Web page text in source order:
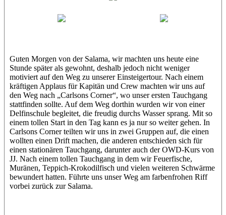
Guten Morgen von der Salama, wir machten uns heute eine
Stunde später als gewohnt, deshalb jedoch nicht weniger
motiviert auf den Weg zu unserer Einsteigertour. Nach einem
kräftigen Applaus für Kapitän und Crew machten wir uns auf
den Weg nach „Carlsons Corner“, wo unser ersten Tauchgang
stattfinden sollte. Auf dem Weg dorthin wurden wir von einer
Delfinschule begleitet, die freudig durchs Wasser sprang. Mit so
einem tollen Start in den Tag kann es ja nur so weiter gehen. In
Carlsons Corner teilten wir uns in zwei Gruppen auf, die einen
wollten einen Drift machen, die anderen entschieden sich für
einen stationären Tauchgang, darunter auch der OWD-Kurs von
JJ. Nach einem tollen Tauchgang in dem wir Feuerfische,
Muränen, Teppich-Krokodilfisch und vielen weiteren Schwärme
bewundert hatten. Führte uns unser Weg am farbenfrohen Riff
vorbei zurück zur Salama.